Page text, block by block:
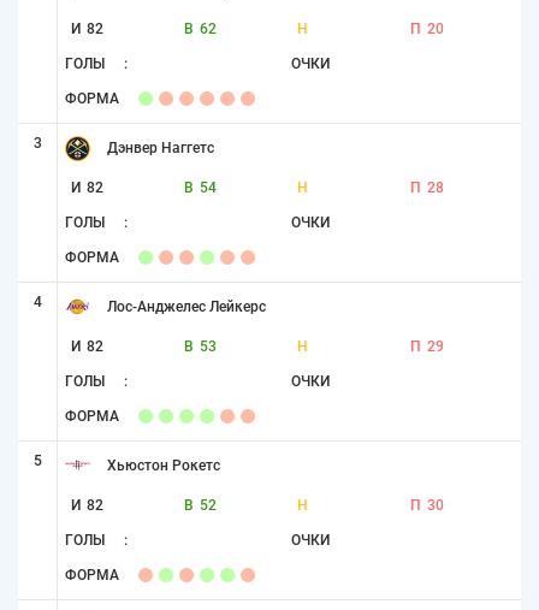
И 82 В 62 Н П 20
ГОЛЫ : ОЧКИ
ФОРМА
3 Дэнвер Наггетс
И 82 В 54 Н П 28
ГОЛЫ : ОЧКИ
ФОРМА
4 Лос-Анджелес Лейкерс
И 82 В 53 Н П 29
ГОЛЫ : ОЧКИ
ФОРМА
5 Хьюстон Рокетс
И 82 В 52 Н П 30
ГОЛЫ : ОЧКИ
ФОРМА